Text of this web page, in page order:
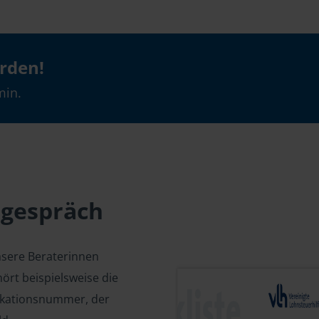
Beraterinnen
beispielsweise die
der